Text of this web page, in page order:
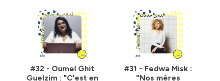
#32 - Oumel Ghit
Guelzim : "C'est en
#31 - Fedwa Misk :
"Nos mères